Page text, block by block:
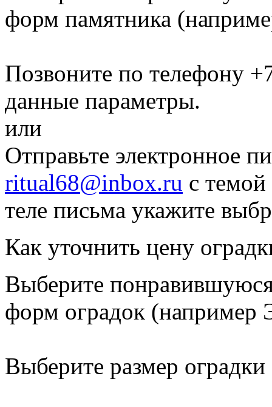
форм памятника
Позвоните по телефону
данные параметры.
или
Отправьте электронное
ritual68@inbox.ru с
теле письма укажите
Как уточнить цену
Выберите
форм оградок (например
Выберите размер оградки